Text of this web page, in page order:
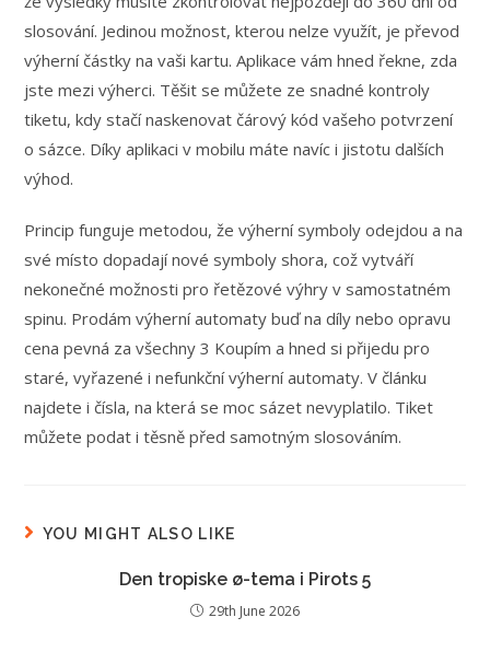
slosování. Jedinou možnost, kterou nelze využít, je převod
výherní částky na vaši kartu. Aplikace vám hned řekne, zda
jste mezi výherci. Těšit se můžete ze snadné kontroly
tiketu, kdy stačí naskenovat čárový kód vašeho potvrzení
o sázce. Díky aplikaci v mobilu máte navíc i jistotu dalších
výhod.
Princip funguje metodou, že výherní symboly odejdou a na
své místo dopadají nové symboly shora, což vytváří
nekonečné možnosti pro řetězové výhry v samostatném
spinu. Prodám výherní automaty buď na díly nebo opravu
cena pevná za všechny 3 Koupím a hned si přijedu pro
staré, vyřazené i nefunkční výherní automaty. V článku
najdete i čísla, na která se moc sázet nevyplatilo. Tiket
můžete podat i těsně před samotným slosováním.
YOU MIGHT ALSO LIKE
Den tropiske ø-tema i Pirots 5
29th June 2026